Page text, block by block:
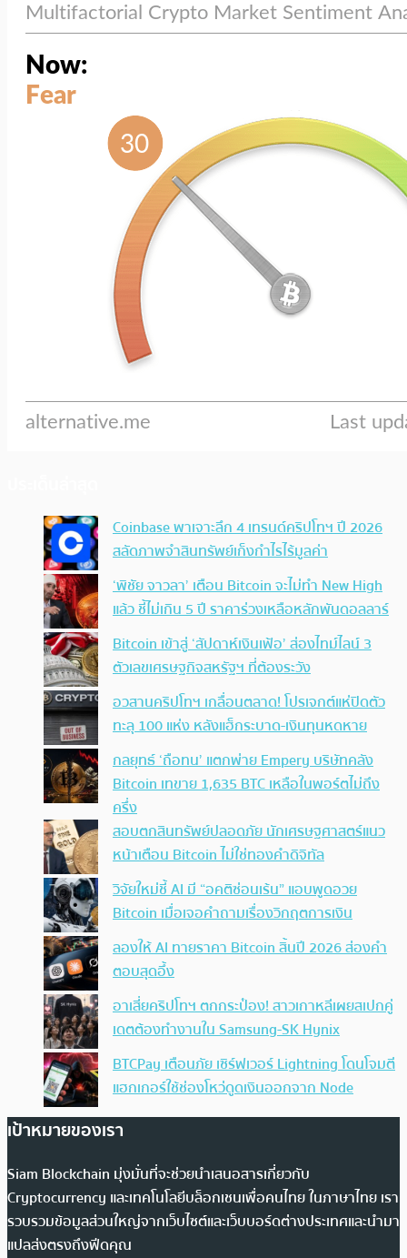
Coinbase พาเจาะลึก 4 เทรนด์คริปโทฯ ปี 2026
สลัดภาพจำสินทรัพย์เก็งกำไรไร้มูลค่า
‘พิชัย จาวลา’ เตือน Bitcoin จะไม่ทำ New High
แล้ว ชี้ไม่เกิน 5 ปี ราคาร่วงเหลือหลักพันดอลลาร์
Bitcoin เข้าสู่ ‘สัปดาห์เงินเฟ้อ’ ส่องไทม์ไลน์ 3
ตัวเลขเศรษฐกิจสหรัฐฯ ที่ต้องระวัง
อวสานคริปโทฯ เกลื่อนตลาด! โปรเจกต์แห่ปิดตัว
ทะลุ 100 แห่ง หลังแฮ็กระบาด-เงินทุนหดหาย
กลยุทธ์ ‘ถือทน’ แตกพ่าย Empery บริษัทคลัง
Bitcoin เทขาย 1,635 BTC เหลือในพอร์ตไม่ถึง
ครึ่ง
สอบตกสินทรัพย์ปลอดภัย นักเศรษฐศาสตร์แนว
หน้าเตือน Bitcoin ไม่ใช่ทองคำดิจิทัล
วิจัยใหม่ชี้ AI มี “อคติซ่อนเร้น” แอบพูดอวย
Bitcoin เมื่อเจอคำถามเรื่องวิกฤตการเงิน
ลองให้ AI ทายราคา Bitcoin สิ้นปี 2026 ส่องคำ
ตอบสุดอึ้ง
อาเสี่ยคริปโทฯ ตกกระป๋อง! สาวเกาหลีเผยสเปกคู่
เดตต้องทำงานใน Samsung-SK Hynix
BTCPay เตือนภัย เซิร์ฟเวอร์ Lightning โดนโจมตี
แฮกเกอร์ใช้ช่องโหว่ดูดเงินออกจาก Node
เป้าหมายของเรา
Siam Blockchain มุ่งมั่นที่จะช่วยนำเสนอสารเกี่ยวกับ
Cryptocurrency และเทคโนโลยีบล็อกเชนเพื่อคนไทย ในภาษาไทย เรา
รวบรวมข้อมูลส่วนใหญ่จากเว็บไซต์และเว็บบอร์ดต่างประเทศและนำมา
แปลส่งตรงถึงฟีดคุณ